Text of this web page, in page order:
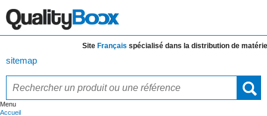
SiteFrançaisspécialisé dans la distribution dematériels
sitemap
Menu
Accueil